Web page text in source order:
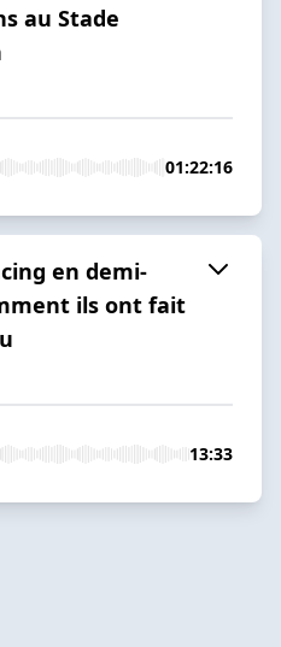
au Stade
01:22:16
en demi-
ils ont fait
13:33